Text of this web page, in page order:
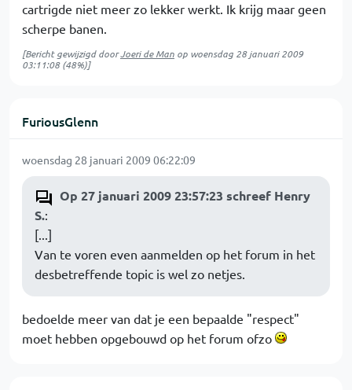
cartrigde niet meer zo lekker werkt. Ik krijg maar geen
scherpe banen.
[Bericht gewijzigd doorJoeri de Man op woensdag 28 januari 2009
03:11:08(48%)]
FuriousGlenn
woensdag 28 januari 2009 06:22:09
Op 27 januari 2009 23:57:23 schreef Henry
S.:
[...]
Van te voren even aanmelden op het forum in het
desbetreffende topic is wel zo netjes.
bedoelde meer van dat je een bepaalde "respect"
moet hebben opgebouwd op het forum ofzo